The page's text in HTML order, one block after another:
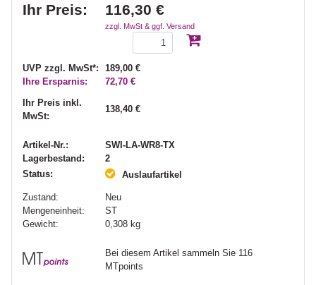
Ihr Preis: 116,30 €
zzgl. MwSt & ggf. Versand
UVP zzgl. MwSt*:
189,00 €
Ihre Ersparnis:
72,70 €
Ihr Preis inkl.
MwSt:
138,40 €
Artikel-Nr.:
SWI-LA-WR8-TX
Lagerbestand:
2
Status:
Auslaufartikel
Zustand:
Neu
Mengeneinheit:
ST
Gewicht:
0,308 kg
Bei diesem Artikel sammeln Sie 116
MTpoints